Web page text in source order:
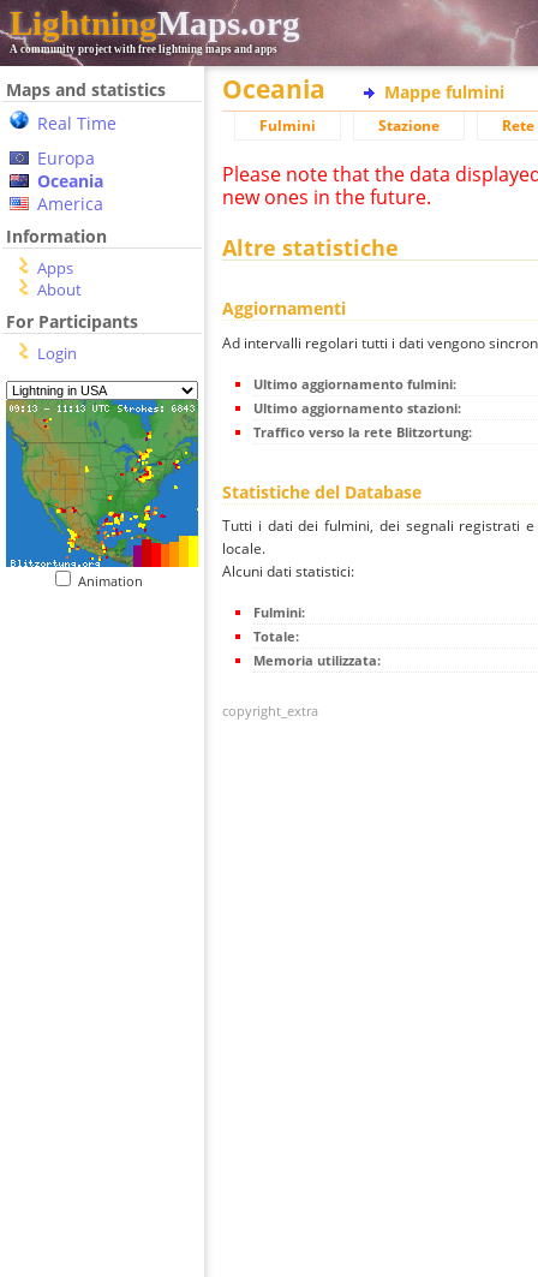
LightningMaps.org
A community project with free lightning maps and apps
Maps and statistics
Real Time
Europa
Oceania
America
Information
Apps
About
For Participants
Login
Animation
Oceania Mappe fulmini
Fulmini Stazione
Please note that the data
new ones in the future.
Altre statistiche
Aggiornamenti
Ad intervalli regolari tutti i dati vengono
Ultimo aggiornamento fulmini:
Ultimo aggiornamento stazioni:
Traffico verso la rete Blitzortung:
Statistiche del Database
Tutti i dati dei fulmini, dei segnali registrati
locale.
Alcuni dati statistici:
Fulmini:
Totale:
Memoria utilizzata:
copyright_extra